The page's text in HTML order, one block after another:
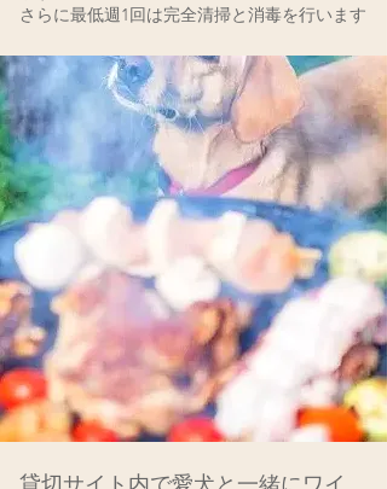
さらに最低週1回は完全清掃と消毒を行います